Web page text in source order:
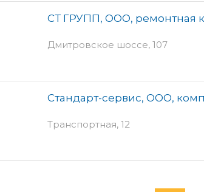
СТ ГРУПП, ООО, ремонтная
Дмитровское шоссе, 107
Стандарт-сервис, ООО,
Транспортная, 12